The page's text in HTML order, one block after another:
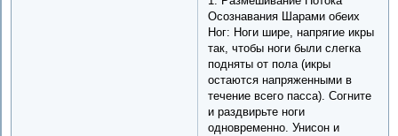
Осознавания Шарами обеих
Ног: Ноги шире, напрягие икры
так, чтобы ноги были слегка
подняты от пола (икры
остаются напряженными в
течение всего пасса). Согните
и раздвирьте ноги
одновременно. Унисон и